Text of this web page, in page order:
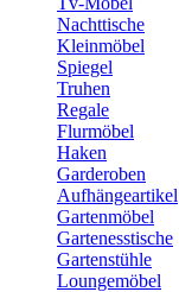
Nachttische
Kleinmöbel
Spiegel
Truhen
Regale
Flurmöbel
Haken
Garderoben
Aufhängeartikel
Gartenmöbel
Gartenesstische
Gartenstühle
Loungemöbel